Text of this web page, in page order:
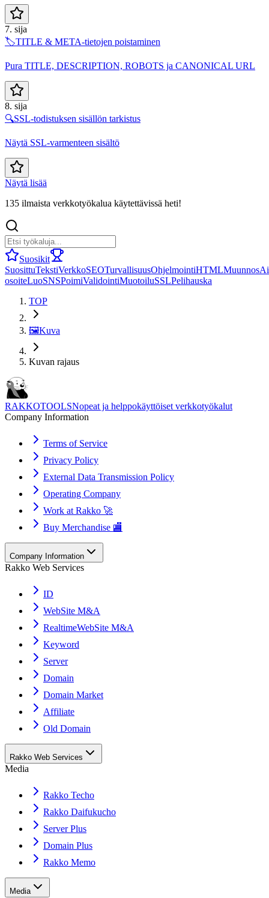
7. sija
🏷️TITLE & META-tietojen poistaminen
Pura TITLE, DESCRIPTION, ROBOTS ja CANONICAL URL
8. sija
🔍SSL-todistuksen sisällön tarkistus
Näytä SSL-varmenteen sisältö
Näytä lisää
135 ilmaista verkkotyökalua käytettävissä heti!
Suosikit
SuosittuTekstiVerkkoSEOTurvallisuusOhjelmointiHTMLMuunnos
osoiteLuoSNSPoimiValidointiMuotoiluSSLPelihauska
TOP
🖼️Kuva
Kuvan rajaus
RAKKOTOOLSNopeat ja helppokäyttöiset verkkotyökalut
Company Information
Terms of Service
Privacy Policy
External Data Transmission Policy
Operating Company
Work at Rakko 🚀
Buy Merchandise 🏬
Company Information
Rakko Web Services
ID
WebSite M&A
RealtimeWebSite M&A
Keyword
Server
Domain
Domain Market
Affiliate
Old Domain
Rakko Web Services
Media
Rakko Techo
Rakko Daifukucho
Server Plus
Domain Plus
Rakko Memo
Media